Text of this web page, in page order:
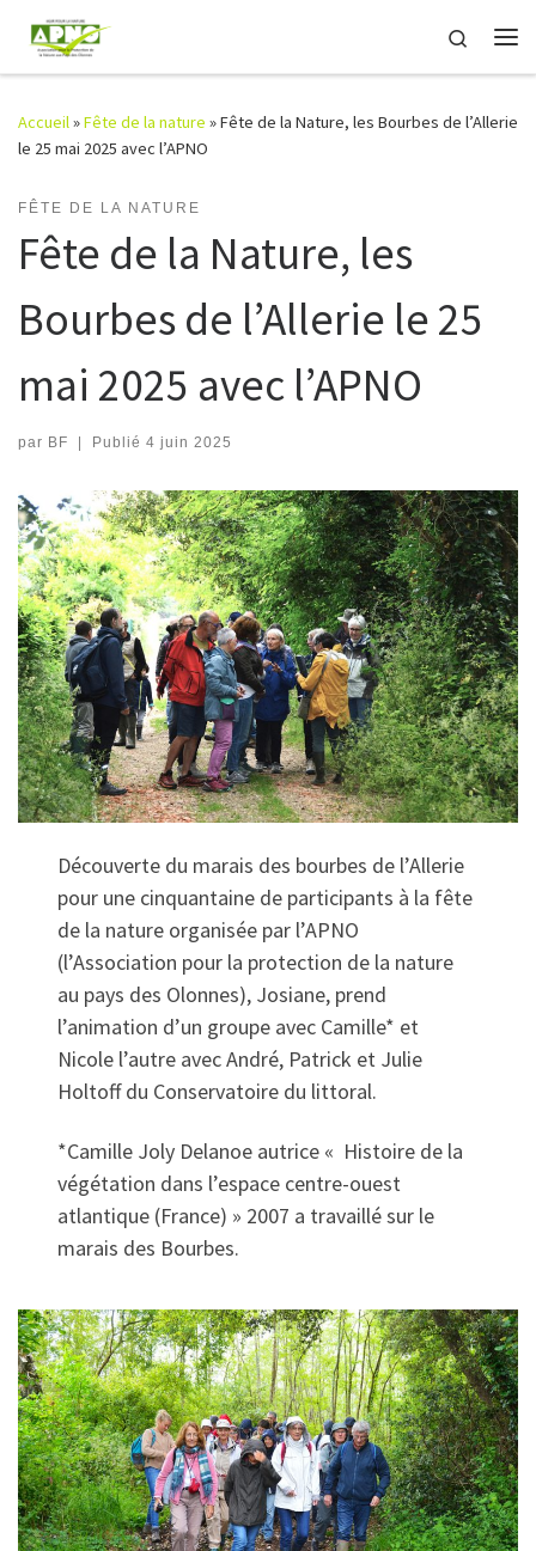
Passer au contenu
Search
Accueil»Fête de la nature »Fête de la Nature, les Bourbes de l’Allerie
le 25 mai 2025 avec l’APNO
FÊTE DE LA NATURE
Fête de la Nature, les
Bourbes de l’Allerie le 25
mai 2025 avec l’APNO
par BF | Publié 4 juin 2025
Découverte du marais des bourbes de l’Allerie
pour une cinquantaine de participants à la fête
de la nature organisée par l’APNO
(l’Association pour la protection de la nature
au pays des Olonnes), Josiane, prend
l’animation d’un groupe avec Camille* et
Nicole l’autre avec André, Patrick et Julie
Holtoff du Conservatoire du littoral.
*Camille Joly Delanoe autrice « Histoire de la
végétation dans l’espace centre-ouest
atlantique (France) » 2007 a travaillé sur le
marais des Bourbes.